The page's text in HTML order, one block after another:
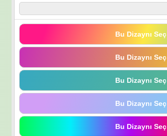
Bu Dizaynı Seç
Bu Dizaynı Seç
Bu Dizaynı Seç
Bu Dizaynı Seç
Bu Dizaynı Seç